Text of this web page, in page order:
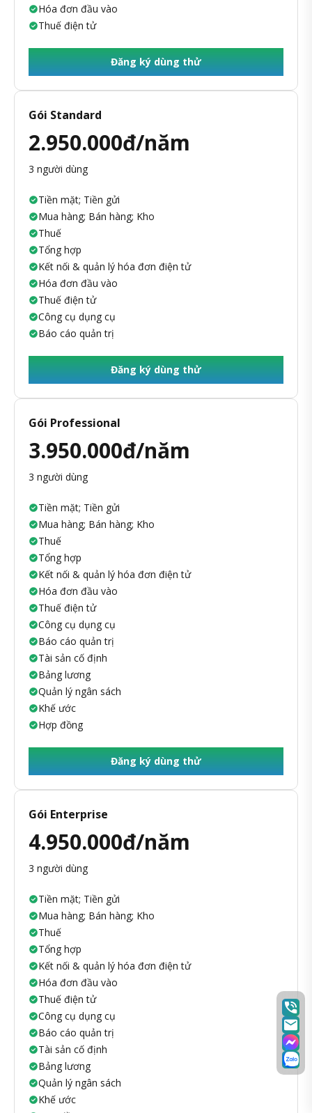
Hóa đơn đầu vào
Thuế điện tử
Đăng ký dùng thử
Gói Standard
2.950.000đ/năm
3 người dùng
Tiền mặt; Tiền gửi
Mua hàng; Bán hàng; Kho
Thuế
Tổng hợp
Kết nối & quản lý hóa đơn điện tử
Hóa đơn đầu vào
Thuế điện tử
Công cụ dụng cụ
Báo cáo quản trị
Đăng ký dùng thử
Gói Professional
3.950.000đ/năm
3 người dùng
Tiền mặt; Tiền gửi
Mua hàng; Bán hàng; Kho
Thuế
Tổng hợp
Kết nối & quản lý hóa đơn điện tử
Hóa đơn đầu vào
Thuế điện tử
Công cụ dụng cụ
Báo cáo quản trị
Tài sản cố định
Bảng lương
Quản lý ngân sách
Khế ước
Hợp đồng
Đăng ký dùng thử
Gói Enterprise
4.950.000đ/năm
3 người dùng
Tiền mặt; Tiền gửi
Mua hàng; Bán hàng; Kho
Thuế
Tổng hợp
Kết nối & quản lý hóa đơn điện tử
Hóa đơn đầu vào
Thuế điện tử
Công cụ dụng cụ
Báo cáo quản trị
Tài sản cố định
Bảng lương
Quản lý ngân sách
Khế ước